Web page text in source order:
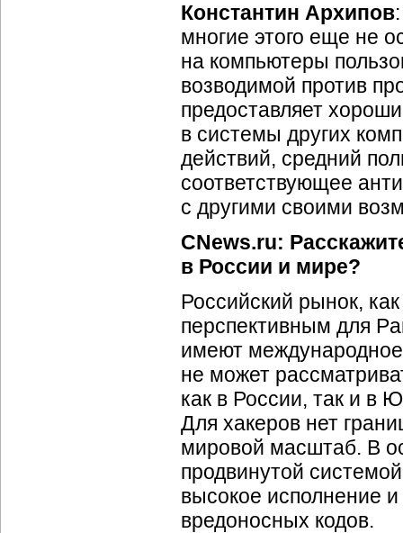
Константин Архипов
многие этого еще не
на компьютеры
возводимой против
предоставляет
в системы других
действий, средний
соответствующее
с другими своими
CNews.ru:
в России и мире?
Российский рынок,
перспективным для
имеют
не может
как в России, так и в
Для хакеров нет
мировой масштаб. В
продвинутой
высокое исполнение
вредоносных кодов.